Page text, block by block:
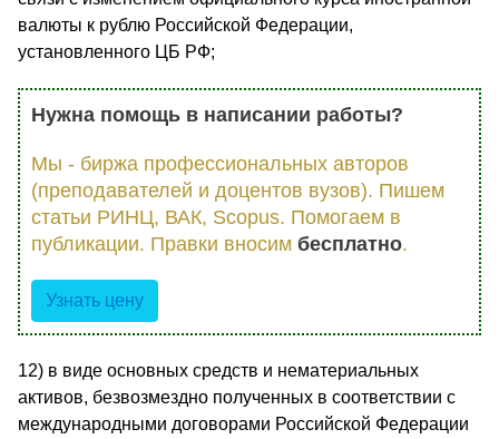
валюты к рублю Российской Федерации,
установленного ЦБ РФ;
Нужна помощь в написании работы?
Мы - биржа профессиональных авторов
(преподавателей и доцентов вузов). Пишем
статьи РИНЦ, ВАК, Scopus. Помогаем в
публикации. Правки вносим бесплатно.
Узнать цену
12) в виде основных средств и нематериальных
активов, безвозмездно полученных в соответствии с
международными договорами Российской Федерации